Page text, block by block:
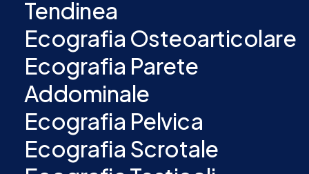
Tendinea
Ecografia Osteoarticolare
Ecografia Parete
Addominale
Ecografia Pelvica
Ecografia Scrotale